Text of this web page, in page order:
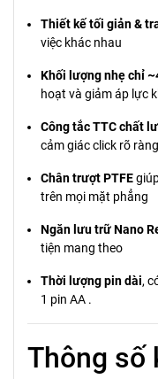
Thiết kế tối giản &
việc khác nhau
Khối lượng nhẹ chỉ
hoạt và giảm áp lực
Công tắc TTC chất
cảm giác click rõ
Chân trượt PTFE
trên mọi mặt phẳng
Ngăn lưu trữ Nano
tiện mang theo
Thời lượng pin dài,
1 pin AA .
Thông số